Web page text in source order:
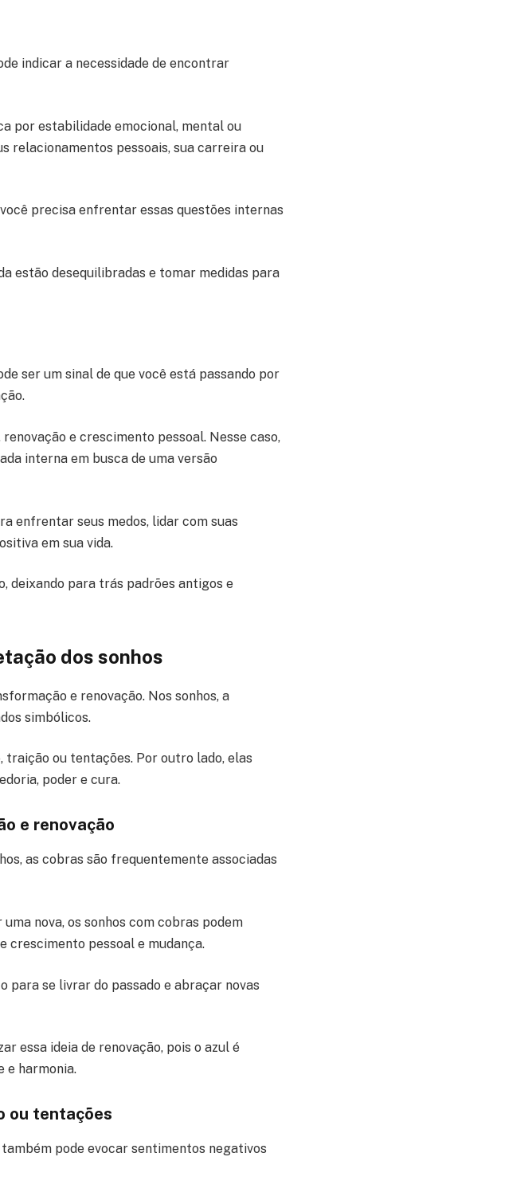
indicar a necessidade de encontrar
por estabilidade emocional, mental ou
relacionamentos pessoais, sua carreira ou
precisa enfrentar essas questões internas
estão desequilibradas e tomar medidas para
ser um sinal de que você está passando por
e crescimento pessoal. Nesse caso,
interna em busca de uma versão
enfrentar seus medos, lidar com suas
em sua vida.
deixando para trás padrões antigos e
dos sonhos
e renovação. Nos sonhos, a
simbólicos.
traição ou tentações. Por outro lado, elas
poder e cura.
e renovação
as cobras são frequentemente associadas
nova, os sonhos com cobras podem
crescimento pessoal e mudança.
para se livrar do passado e abraçar novas
essa ideia de renovação, pois o azul é
e harmonia.
ou tentações
pode evocar sentimentos negativos